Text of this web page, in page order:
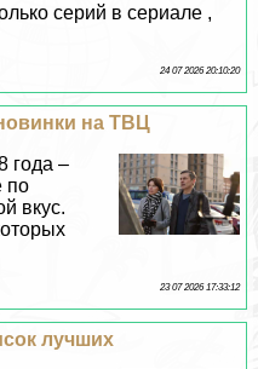
серий в сериале ,
24 07 2026 20:10:20
на ТВЦ
года –
по
вкус.
23 07 2026 17:33:12
лучших